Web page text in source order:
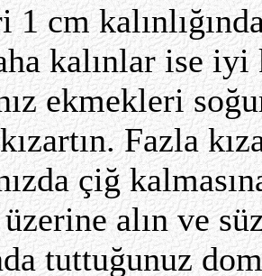
1 cm
kalınlar ise
ekmekleri
Fazla
çiğ
alın ve
tuttuğunuz